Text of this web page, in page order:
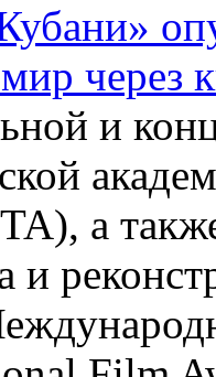
через
и
а
и